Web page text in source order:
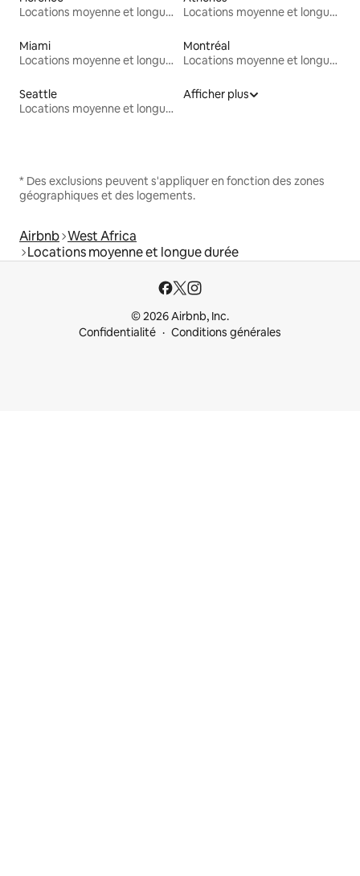
Locations moyenne et longue durée
Locations moyenne et longue durée
Miami
Locations moyenne et longue durée
Montréal
Locations moyenne et longue durée
Seattle
Locations moyenne et longue durée
Afficher plus
* Des exclusions peuvent s'appliquer en fonction des zones
géographiques et des logements.
Airbnb West Africa
Locations moyenne et longue durée
© 2026 Airbnb, Inc.
Confidentialité
Conditions générales